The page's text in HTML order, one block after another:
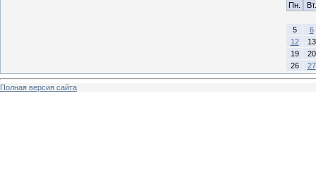
Пн.
Вт.
5
6
12
13
19
20
26
27
Полная версия сайта